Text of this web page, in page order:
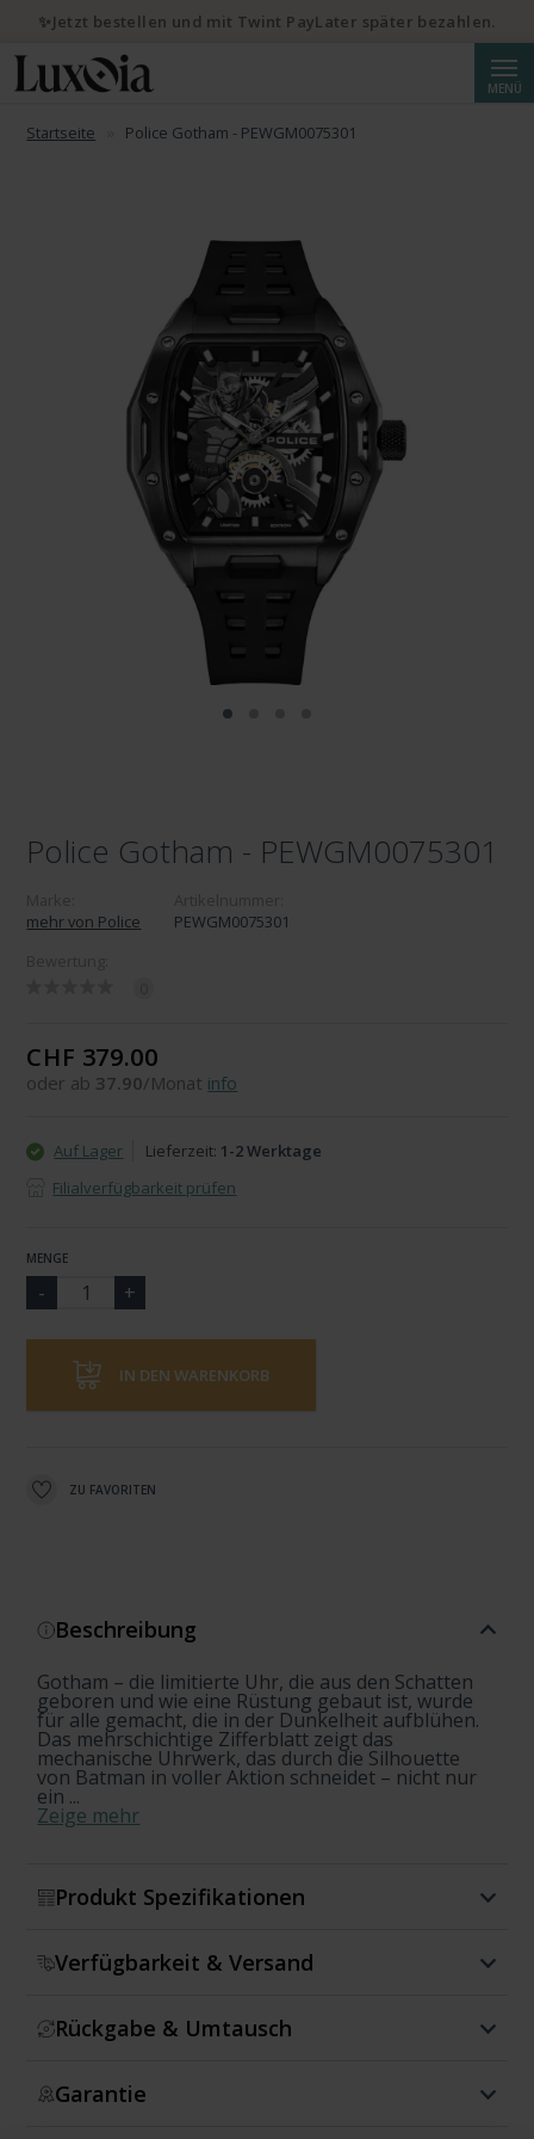
MENÜ
Startseite Police Gotham - PEWGM0075301
Police Gotham - PEWGM0075301
mehr von Police
PEWGM0075301
CHF 379.00
oder ab 37.90/Monat info
Auf Lager Lieferzeit: 1-2 Werktage
Filialverfügbarkeit prüfen
MENGE
IN DEN WARENKORB
ZU FAVORITEN
Beschreibung
Gotham – die limitierte Uhr, die aus den Schatten
geboren und wie eine Rüstung gebaut ist, wurde
für alle gemacht, die in der Dunkelheit aufblühen.
Das mehrschichtige Zifferblatt zeigt das
mechanische Uhrwerk, das durch die Silhouette
von Batman in voller Aktion schneidet – nicht nur
ein ...
Zeige mehr
Produkt Spezifikationen
Verfügbarkeit & Versand
Rückgabe & Umtausch
Garantie
✨Jetzt bestellen und mit Twint PayLater später bezahlen.